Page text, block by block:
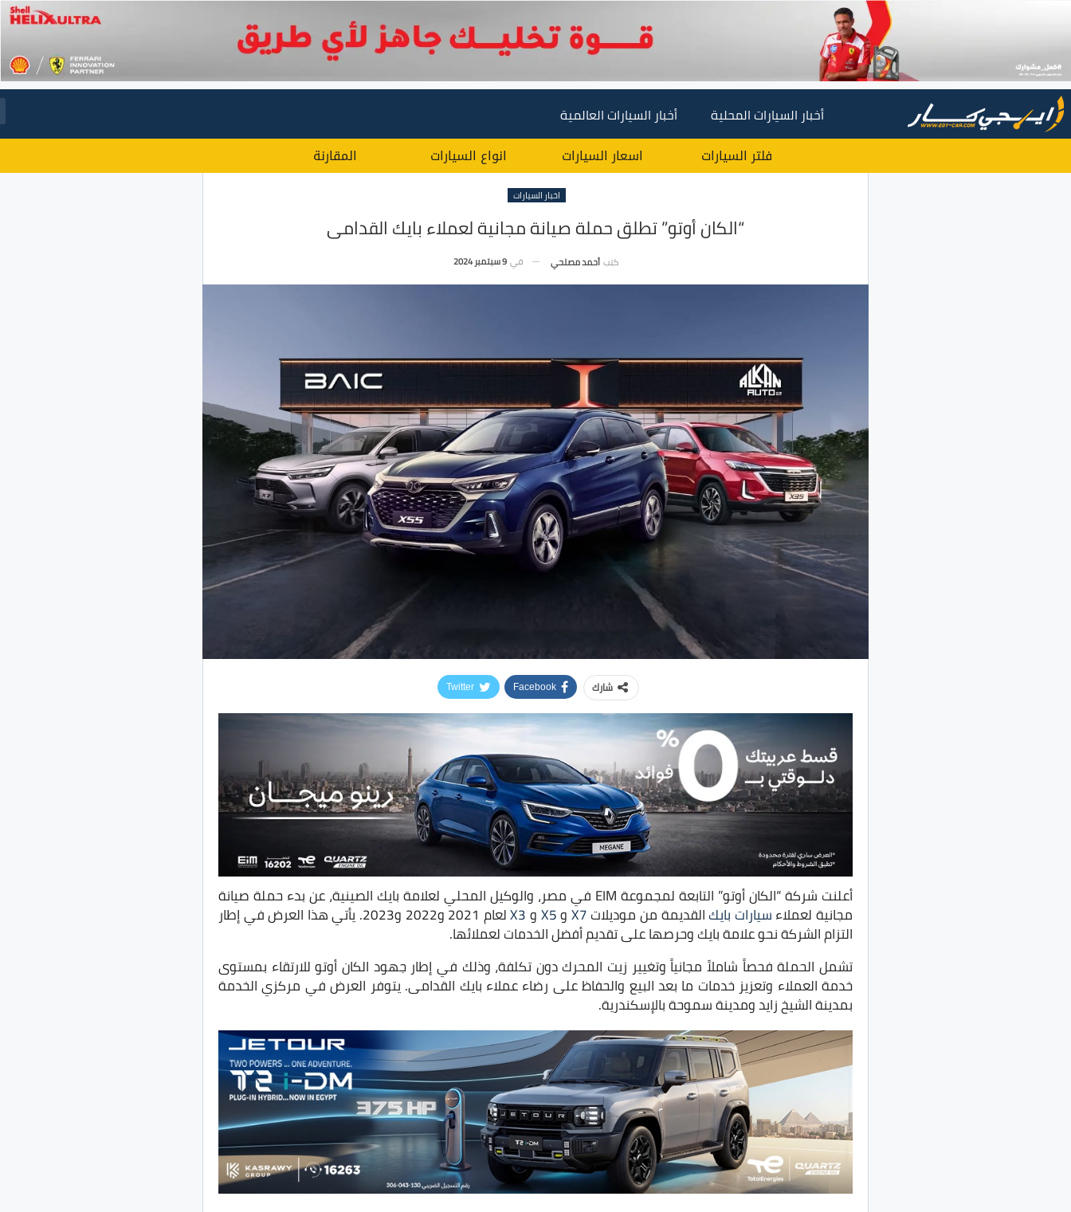
أخبار السيارات المحلية أخبار السيارات العالمية
فلتر السيارات اسعار السيارات انواع السيارات المقارنة
اخبار السيارات
“الكان أوتو” تطلق حملة صيانة مجانية لعملاء بايك القدامى
كتب أحمد مصلحي في 9 سبتمبر 2024
شارك Facebook
Twitter
أعلنت شركة “الكان أوتو” التابعة لمجموعة EIM في مصر، والوكيل المحلي لعلامة بايك الصينية، عن بدء حملة صيانة
مجانية لعملاءسيارات بايكالقديمة من موديلاتX7وX5وX3 لعام 2021 و2022 و2023. يأتي هذا العرض في إطار
التزام الشركة نحو علامة بايك وحرصها على تقديم أفضل الخدمات لعملائها.
تشمل الحملة فحصاً شاملاً مجانياً وتغيير زيت المحرك دون تكلفة، وذلك في إطار جهود الكان أوتو للارتقاء بمستوى
خدمة العملاء وتعزيز خدمات ما بعد البيع والحفاظ على رضاء عملاء بايك القدامى. يتوفر العرض في مركزي الخدمة
بمدينة الشيخ زايد ومدينة سموحة بالإسكندرية.